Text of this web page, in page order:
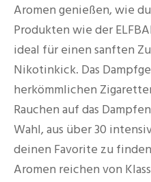
Aromen genießen, wie
Produkten wie der
ideal für einen sanften
Nikotinkick. Das
herkömmlichen
Rauchen auf das
Wahl, aus über 30
deinen Favorite zu
Aromen reichen von